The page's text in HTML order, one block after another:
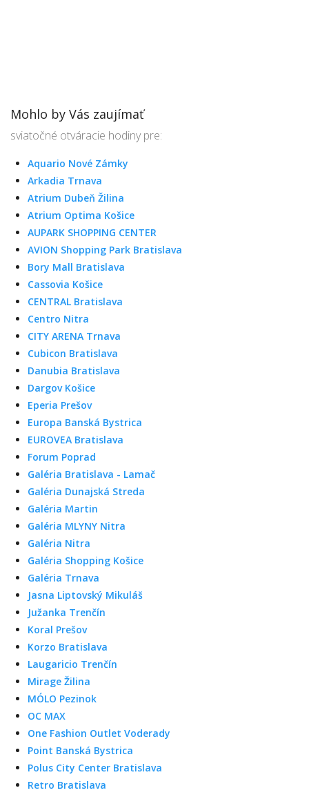
Mohlo by Vás zaujímať
sviatočné otváracie hodiny pre:
Aquario Nové Zámky
Arkadia Trnava
Atrium Dubeň Žilina
Atrium Optima Košice
AUPARK SHOPPING CENTER
AVION Shopping Park Bratislava
Bory Mall Bratislava
Cassovia Košice
CENTRAL Bratislava
Centro Nitra
CITY ARENA Trnava
Cubicon Bratislava
Danubia Bratislava
Dargov Košice
Eperia Prešov
Europa Banská Bystrica
EUROVEA Bratislava
Forum Poprad
Galéria Bratislava - Lamač
Galéria Dunajská Streda
Galéria Martin
Galéria MLYNY Nitra
Galéria Nitra
Galéria Shopping Košice
Galéria Trnava
Jasna Liptovský Mikuláš
Južanka Trenčín
Koral Prešov
Korzo Bratislava
Laugaricio Trenčín
Mirage Žilina
MÓLO Pezinok
OC MAX
One Fashion Outlet Voderady
Point Banská Bystrica
Polus City Center Bratislava
Retro Bratislava